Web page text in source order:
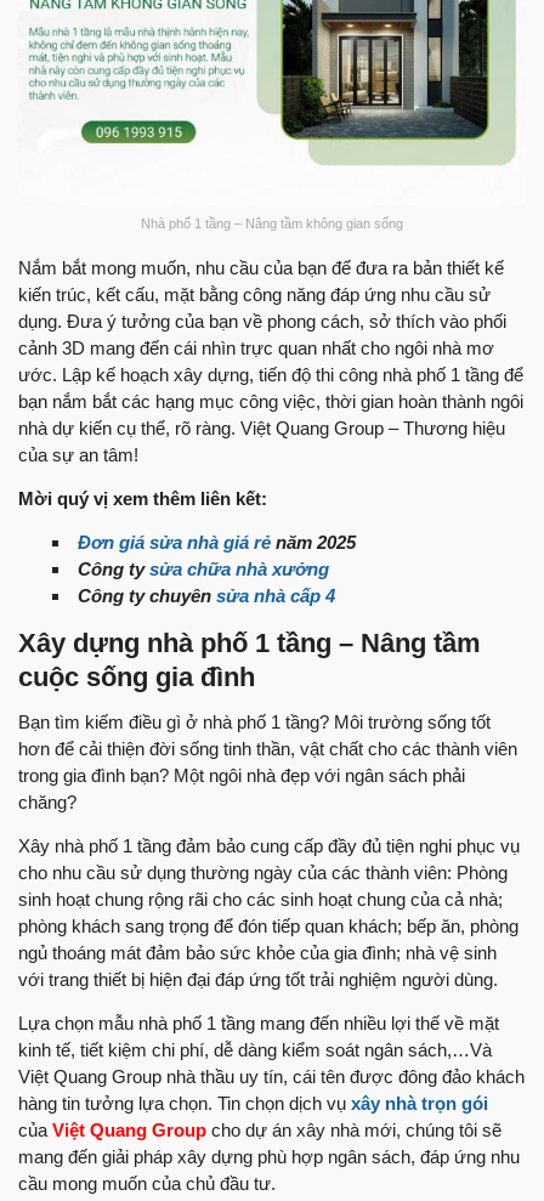
Nhà phố 1 tầng – Nâng tầm không gian sống
Nắm bắt mong muốn, nhu cầu của bạn để đưa ra bản thiết kế
kiến trúc, kết cấu, mặt bằng công năng đáp ứng nhu cầu sử
dụng. Đưa ý tưởng của bạn về phong cách, sở thích vào phối
cảnh 3D mang đến cái nhìn trực quan nhất cho ngôi nhà mơ
ước. Lập kế hoạch xây dựng, tiến độ thi công nhà phố 1 tầng để
bạn nắm bắt các hạng mục công việc, thời gian hoàn thành ngôi
nhà dự kiến cụ thể, rõ ràng. Việt Quang Group – Thương hiệu
của sự an tâm!
Mời quý vị xem thêm liên kết:
Đơn giá sửa nhà giá rẻ năm 2025
Công tysửa chữa nhà xưởng
Công ty chuyên sửa nhà cấp 4
Xây dựng nhà phố 1 tầng – Nâng tầm
cuộc sống gia đình
Bạn tìm kiếm điều gì ở nhà phố 1 tầng? Môi trường sống tốt
hơn để cải thiện đời sống tinh thần, vật chất cho các thành viên
trong gia đình bạn? Một ngôi nhà đẹp với ngân sách phải
chăng?
Xây nhà phố 1 tầng đảm bảo cung cấp đầy đủ tiện nghi phục vụ
cho nhu cầu sử dụng thường ngày của các thành viên: Phòng
sinh hoạt chung rộng rãi cho các sinh hoạt chung của cả nhà;
phòng khách sang trọng để đón tiếp quan khách; bếp ăn, phòng
ngủ thoáng mát đảm bảo sức khỏe của gia đình; nhà vệ sinh
với trang thiết bị hiện đại đáp ứng tốt trải nghiệm người dùng.
Lựa chọn mẫu nhà phố 1 tầng mang đến nhiều lợi thế về mặt
kinh tế, tiết kiệm chi phí, dễ dàng kiểm soát ngân sách,…Và
Việt Quang Group nhà thầu uy tín, cái tên được đông đảo khách
hàng tin tưởng lựa chọn. Tin chọn dịch vụ xây nhà trọn gói
của Việt Quang Group cho dự án xây nhà mới, chúng tôi sẽ
mang đến giải pháp xây dựng phù hợp ngân sách, đáp ứng nhu
cầu mong muốn của chủ đầu tư.